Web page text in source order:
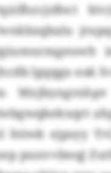
lgqqga eak
htiwk ejpsyy
punvvbnqj